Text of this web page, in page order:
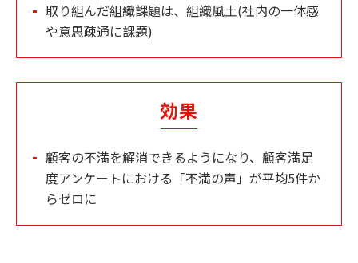
取り組んだ組織課題は、組織風土(社内の一体感
や意思疎通に課題)
効果
顧客の不満を解消できるようになり、顧客満足
度アンケートにおける「不満の声」が平均5件か
らゼロに